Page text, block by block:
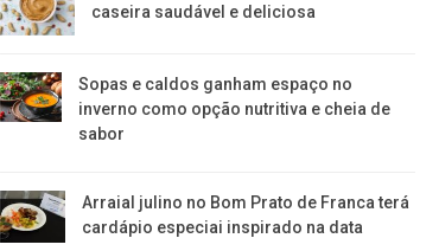
caseira saudável e deliciosa
Sopas e caldos ganham espaço no
inverno como opção nutritiva e cheia de
sabor
Arraial julino no Bom Prato de Franca terá
cardápio especiai inspirado na data